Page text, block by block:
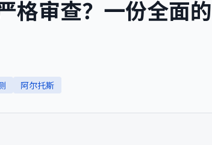
格审查？一份全面的
阿尔托斯